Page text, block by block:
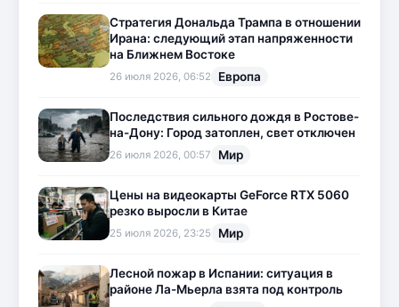
Стратегия Дональда Трампа в отношении
Ирана: следующий этап напряженности
на Ближнем Востоке
26 июля 2026, 06:52 Европа
Последствия сильного дождя в Ростове-
на-Дону: Город затоплен, свет отключен
26 июля 2026, 00:57 Мир
Цены на видеокарты GeForce RTX 5060
резко выросли в Китае
25 июля 2026, 23:25 Мир
Лесной пожар в Испании: ситуация в
районе Ла-Мьерла взята под контроль